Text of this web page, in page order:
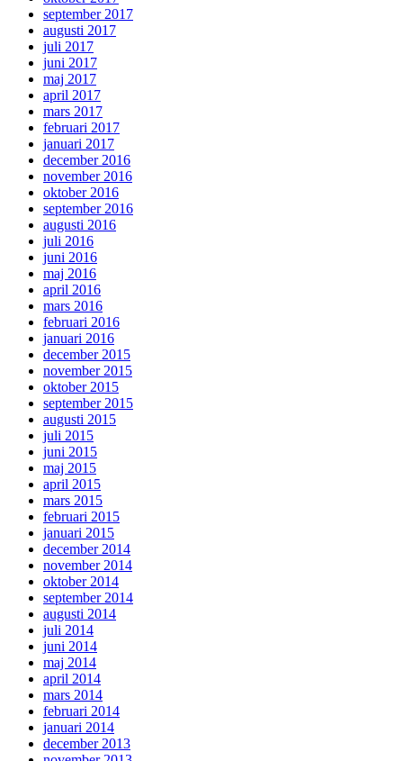
september 2017
augusti 2017
juli 2017
juni 2017
maj 2017
april 2017
mars 2017
februari 2017
januari 2017
december 2016
november 2016
oktober 2016
september 2016
augusti 2016
juli 2016
juni 2016
maj 2016
april 2016
mars 2016
februari 2016
januari 2016
december 2015
november 2015
oktober 2015
september 2015
augusti 2015
juli 2015
juni 2015
maj 2015
april 2015
mars 2015
februari 2015
januari 2015
december 2014
november 2014
oktober 2014
september 2014
augusti 2014
juli 2014
juni 2014
maj 2014
april 2014
mars 2014
februari 2014
januari 2014
december 2013